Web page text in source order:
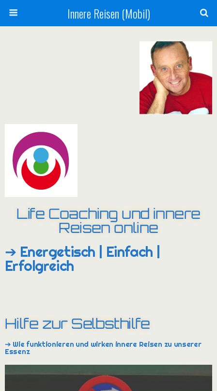
Innere Reisen (Mobil)
Life Coaching und innere
Reisen online
➔ Energetisch | Einfach |
Erfolgreich
Hilfe zur Selbsthilfe
➔ Wie funktionieren und wirken innere Reisen zu unserer
Essenz